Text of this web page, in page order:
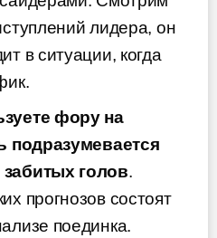
лидера, он
в ситуации, когда
фору на
подразумевается
голов.
прогнозов состоят
поединка.